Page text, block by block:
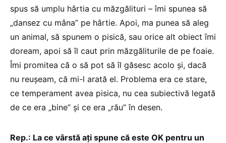
spus să umplu hârtia cu măzgălituri – îmi spunea să
„dansez cu mâna” pe hârtie. Apoi, ma punea să aleg
un animal, să spunem o pisică, sau orice alt obiect îmi
doream, apoi să îl caut prin măzgăliturile de pe foaie.
Îmi promitea că o să pot să îl găsesc acolo și, dacă
nu reușeam, că mi-l arată el. Problema era ce stare,
ce temperament avea pisica, nu cea subiectivă legată
de ce era „bine” și ce era „rău” în desen.
Rep.: La ce vârstă ați spune că este OK pentru un